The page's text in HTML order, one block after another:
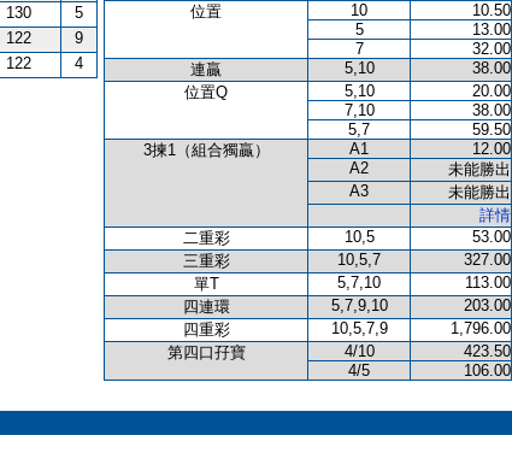
130
5
122
9
122 4
位置
10
10.50
5
13.00
7
32.00
連贏
5,10
38.00
位置Q
5,10
20.00
7,10
38.00
5,7
59.50
3揀1（組合獨贏）
A1
12.00
A2
未能勝出
A3
未能勝出
詳情
二重彩
10,5
53.00
三重彩
10,5,7
327.00
單T
5,7,10
113.00
四連環
5,7,9,10
203.00
四重彩
10,5,7,9
1,796.00
第四口孖寶
4/10
423.50
4/5
106.00